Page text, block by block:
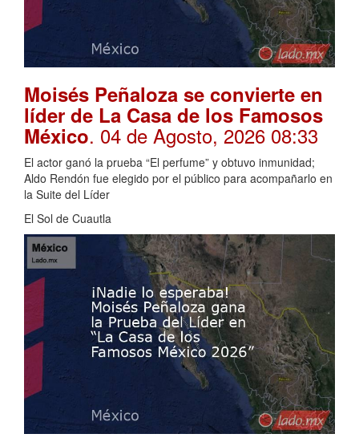
Moisés Peñaloza se convierte en
líder de La Casa de los Famosos
México. 04 de Agosto, 2026 08:33
El actor ganó la prueba “El perfume” y obtuvo inmunidad;
Aldo Rendón fue elegido por el público para acompañarlo en
la Suite del Líder
El Sol de Cuautla